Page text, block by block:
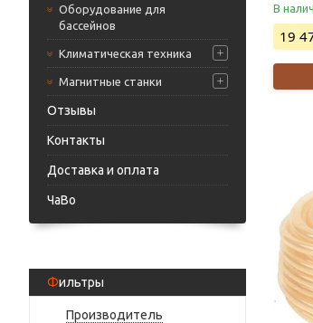
Оборудование для
бассейнов
Климатическая техника
Магнитные станки
Отзывы
Контакты
Доставка и оплата
ЧаВо
Фильтры
Производитель
В
19